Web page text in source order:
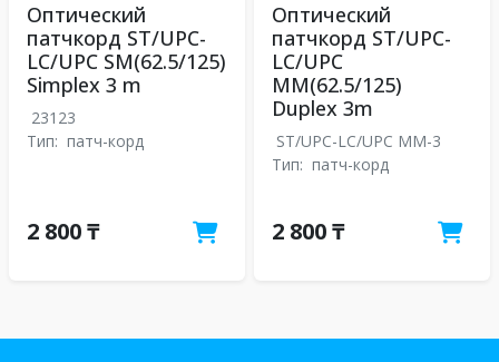
Оптический
патчкорд ST/UPC-
LC/UPC SM(62.5/125)
Simplex 3 m
23123
Тип: патч-корд
2 800 ₸
Оптический
патчкорд ST/UPC-
LC/UPC
MM(62.5/125)
Duplex 3m
ST/UPC-LC/UPC MM-3
Тип: патч-корд
2 800 ₸